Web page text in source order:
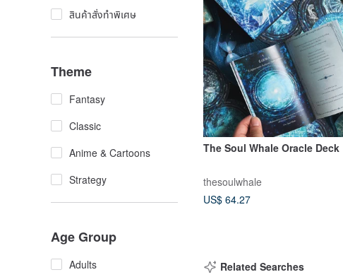
สินค้าสั่งทำพิเศษ
Theme
Fantasy
Classic
Anime & Cartoons
Strategy
Age Group
Adults
The Soul Whale Oracle Deck
thesoulwhale
US$ 64.27
Related Searches